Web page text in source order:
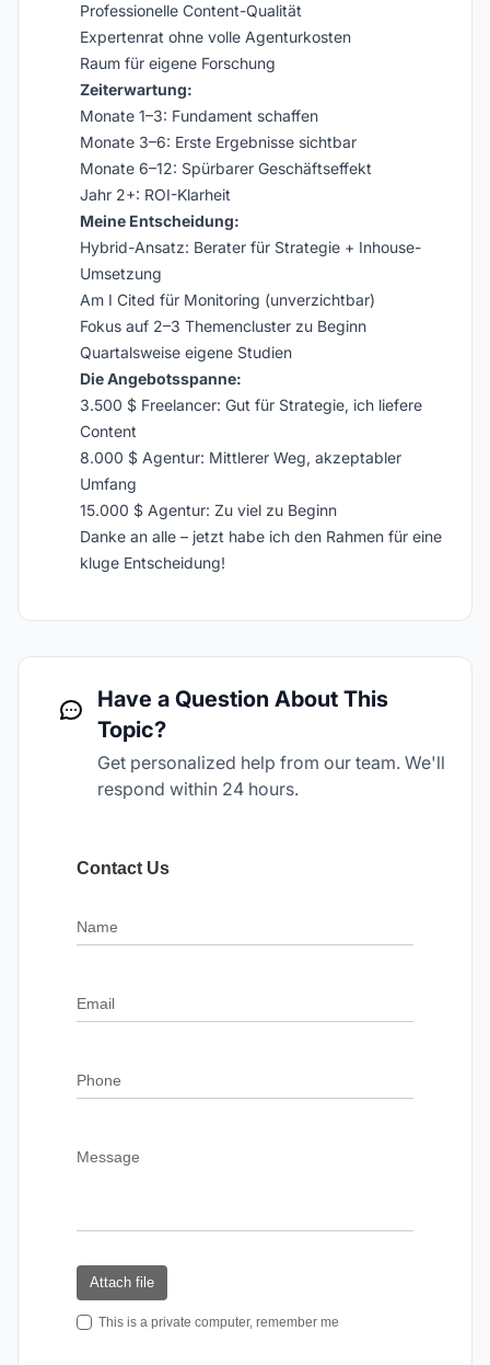
Professionelle Content-Qualität
Expertenrat ohne volle Agenturkosten
Raum für eigene Forschung
Zeiterwartung:
Monate 1–3: Fundament schaffen
Monate 3–6: Erste Ergebnisse sichtbar
Monate 6–12: Spürbarer Geschäftseffekt
Jahr 2+: ROI-Klarheit
Meine Entscheidung:
Hybrid-Ansatz: Berater für Strategie + Inhouse-
Umsetzung
Am I Cited für Monitoring (unverzichtbar)
Fokus auf 2–3 Themencluster zu Beginn
Quartalsweise eigene Studien
Die Angebotsspanne:
3.500 $ Freelancer: Gut für Strategie, ich liefere
Content
8.000 $ Agentur: Mittlerer Weg, akzeptabler
Umfang
15.000 $ Agentur: Zu viel zu Beginn
Danke an alle – jetzt habe ich den Rahmen für eine
kluge Entscheidung!
Have a Question About This
Topic?
Get personalized help from our team. We'll
respond within 24 hours.